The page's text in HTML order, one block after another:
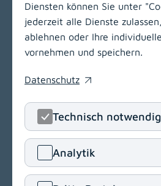
Klinikum Klagenfurt am
9020 Klagenfurt am
T+43 463 538-0
klinikum.klagenfurt[at]kabeg
Navigation
(opens in a new window)
Diensten können Sie unter
jederzeit alle Dienste
ablehnen oder Ihre
vornehmen und speichern.
Datenschutz
(opens in a new window)
Technisch notwendig
Analytik